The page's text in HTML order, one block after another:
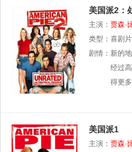
美国派2：
主演： 贾森·
类型： 喜剧片
剧情： 新的
经过
得更
美国派1
主演： 贾森·